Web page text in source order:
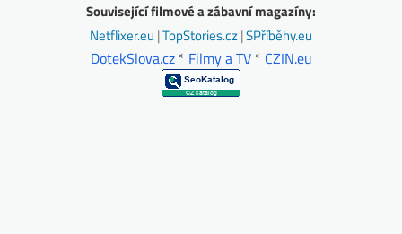
Související filmové a zábavní magazíny:
Netflixer.eu |TopStories.cz|SPříběhy.eu
DotekSlova.cz* Filmy a TV* CZIN.eu